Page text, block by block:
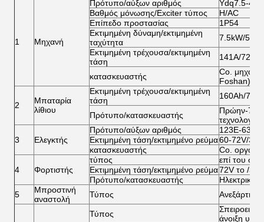
1 Μηχανή
Πρότυπο/αύξων αριθμός
Ydq7.5-4-
Βαθμός μόνωσης/Exciter τύπος
H/AC
Επίπεδο προστασίας
1P54
Εκτιμημένη δύναμη/εκτιμημένη
ταχύτητα
7.5kW/
Εκτιμημένη τρέχουσα/εκτιμημένη
τάση
141A/72V
κατασκευαστής
Co.
Foshan),
2
Μπαταρία
λίθιου
Εκτιμημένη τρέχουσα/εκτιμημένη
τάση
160Ah/72V
Πρότυπο/κατασκευαστής
Πρώην-
3 Ελεγκτής
Πρότυπο/αύξων αριθμός
123E-
Εκτιμημένη τάση/εκτιμημένο ρεύμα60-72V/
κατασκευαστής
Co.
4 Φορτιστής
τύπος
επί του
Εκτιμημένη τάση/εκτιμημένο ρεύμα72V το /30A
Πρότυπο/κατασκευαστής
Ηλεκτρική
5
Μπροστινή
αναστολή
Τύπος
Τύπος
άνοιξη